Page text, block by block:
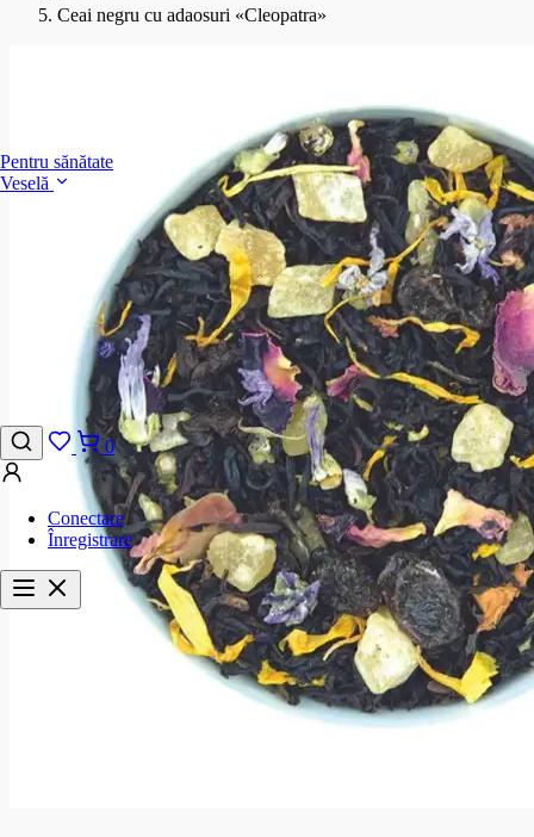
Pentru sănătate
Veselă
0
Conectare
Înregistrare
Ceai negru cu adaosuri «Cleopatra»